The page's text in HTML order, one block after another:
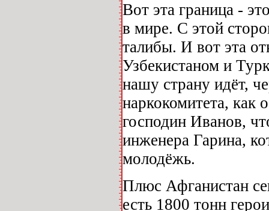
Вот эта граница -
в мире. С этой
талибы. И вот эта
Узбекистаном и
нашу страну идёт,
наркокомитета, как
господин Иванов,
инженера Гарина,
молодёжь.
Плюс Афганистан
есть 1800 тонн